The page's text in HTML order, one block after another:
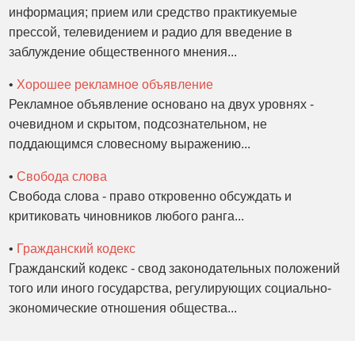
информация; прием или средство практикуемые
прессой, телевидением и радио для введение в
заблуждение общественного мнения...
• Хорошее рекламное объявление
Рекламное объявление основано на двух уровнях -
очевидном и скрытом, подсознательном, не
поддающимся словесному выражению...
•Свобода слова
Свобода слова - право откровенно обсуждать и
критиковать чиновников любого ранга...
• Гражданский кодекс
Гражданский кодекс - свод законодательных положений
того или иного государства, регулирующих социально-
экономические отношения общества...